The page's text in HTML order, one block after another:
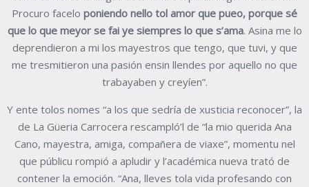
Procuro facelo poniendo nello tol amor que pueo, porque sé
que lo que meyor se fai ye siempres lo que s’ama. Asina me lo
deprendieron a mi los mayestros que tengo, que tuvi, y que
me tresmitieron una pasión ensin llendes por aquello no que
trabayaben y creyíen”.
Y ente tolos nomes “a los que sedría de xusticia reconocer”, la
de La Güeria Carrocera rescampló’l de “la mio querida Ana
Cano, mayestra, amiga, compañera de viaxe”, momentu nel
que públicu rompió a apludir y l’académica nueva trató de
contener la emoción. “Ana, lleves tola vida profesando con